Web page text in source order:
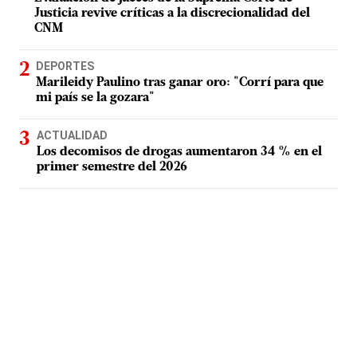
Justicia revive críticas a la discrecionalidad del
CNM
DEPORTES
Marileidy Paulino tras ganar oro: "Corrí para que
mi país se la gozara"
ACTUALIDAD
Los decomisos de drogas aumentaron 34 % en el
primer semestre del 2026